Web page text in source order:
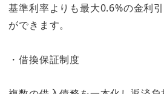
基準利率よりも最大0.6%の金利
ができます。
・借換保証制度